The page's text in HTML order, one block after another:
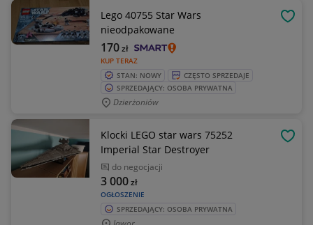
Lego 40755 Star Wars
nieodpakowane
KUP TERAZ
170zł
STAN: NOWY
CZĘSTO SPRZEDAJE
SPRZEDAJĄCY: OSOBA PRYWATNA
Dzierżoniów
Klocki LEGO star wars 75252
Imperial Star Destroyer
do negocjacji
OGŁOSZENIE
3 000zł
SPRZEDAJĄCY: OSOBA PRYWATNA